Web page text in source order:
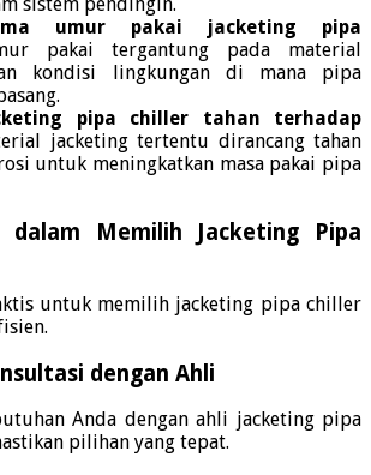
umur pakai jacketing pipa
pakai tergantung pada material
kondisi lingkungan di mana pipa
pipa chiller tahan terhadap
jacketing tertentu dirancang tahan
untuk meningkatkan masa pakai pipa
Memilih Jacketing Pipa
untuk memilih jacketing pipa chiller
dengan Ahli
Anda dengan ahli jacketing pipa
pilihan yang tepat.